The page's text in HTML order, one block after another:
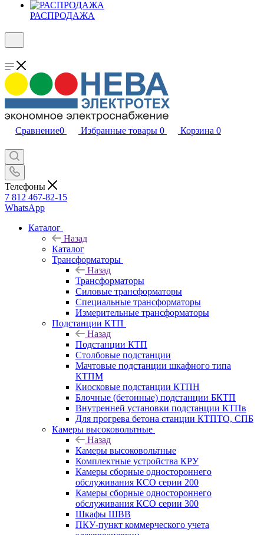
РАСПРОДАЖА
Сравнение0 Избранные товары 0 Корзина 0
Телефоны
7 812 467-82-15
WhatsApp
Каталог
Назад
Каталог
Трансформаторы
Назад
Трансформаторы
Силовые трансформаторы
Специальные трансформаторы
Измерительные трансформаторы
Подстанции КТП
Назад
Подстанции КТП
Столбовые подстанции
Мачтовые подстанции шкафного типа
КТПМ
Киосковые подстанции КТПН
Блочные (бетонные) подстанции БКТП
Внутренней установки подстанции КТПв
Для прогрева бетона станции КТПТО, СПБ
Камеры высоковольтные
Назад
Камеры высоковольтные
Комплектные устройства КРУ
Камеры сборные одностороннего
обслуживания КСО серии 200
Камеры сборные одностороннего
обслуживания КСО серии 300
Шкафы ШВВ
ПКУ-пункт коммерческого учета